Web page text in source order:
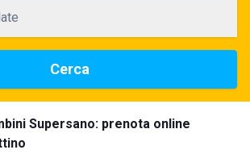
Cerca
Supersano: prenota online